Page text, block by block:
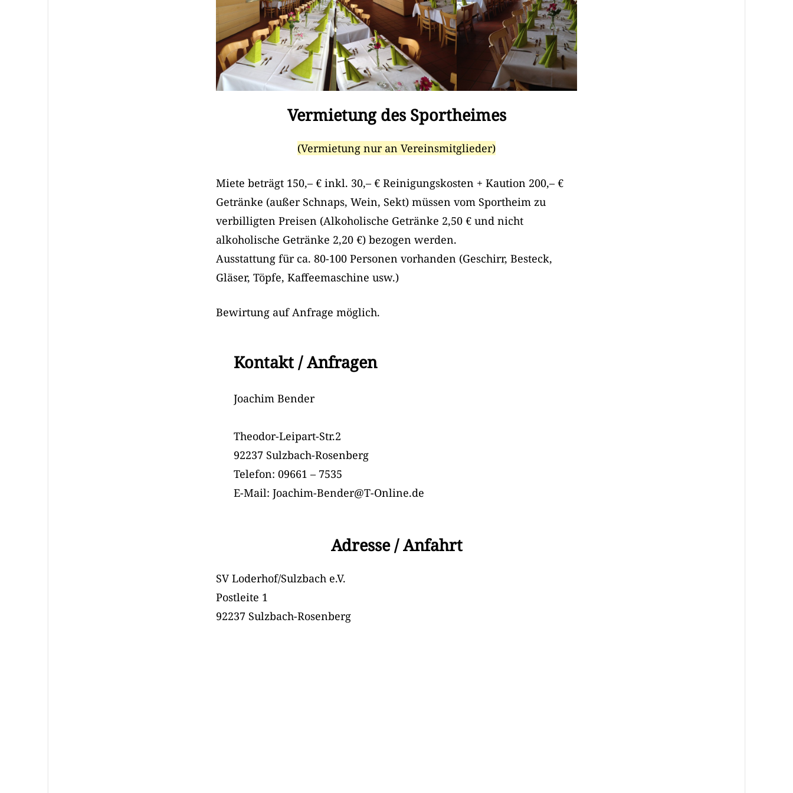
Vermietung des Sportheimes
(Vermietung nur an Vereinsmitglieder)
Miete beträgt 150,– € inkl. 30,– € Reinigungskosten + Kaution 200,– €
Getränke (außer Schnaps, Wein, Sekt) müssen vom Sportheim zu
verbilligten Preisen (Alkoholische Getränke 2,50 € und nicht
alkoholische Getränke 2,20 €) bezogen werden.
Ausstattung für ca. 80-100 Personen vorhanden (Geschirr, Besteck,
Gläser, Töpfe, Kaffeemaschine usw.)
Bewirtung auf Anfrage möglich.
Kontakt / Anfragen
Joachim Bender
Theodor-Leipart-Str.2
92237 Sulzbach-Rosenberg
Telefon: 09661 – 7535
E-Mail: Joachim-Bender@T-Online.de
Adresse / Anfahrt
SV Loderhof/Sulzbach e.V.
Postleite 1
92237 Sulzbach-Rosenberg